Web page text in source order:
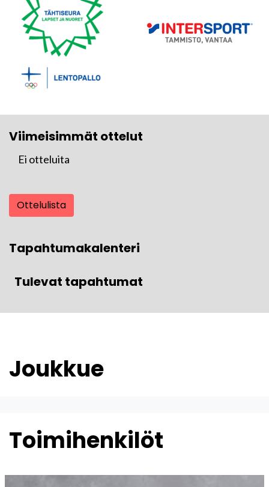
Viimeisimmät ottelut
Ei otteluita
Ottelulista
Tapahtumakalenteri
Tulevat tapahtumat
Joukkue
Toimihenkilöt